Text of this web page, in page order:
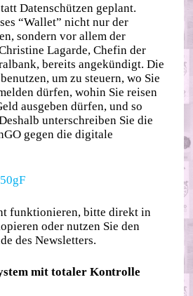
Datenschützen geplant.
“Wallet” nicht nur der
sondern vor allem der
Lagarde, Chefin der
bereits angekündigt. Die
um zu steuern, wo Sie
dürfen, wohin Sie reisen
ausgeben dürfen, und so
unterschreiben Sie die
gegen die digitale
funktionieren, bitte direkt in
oder nutzen Sie den
des Newsletters.
mit totaler Kontrolle